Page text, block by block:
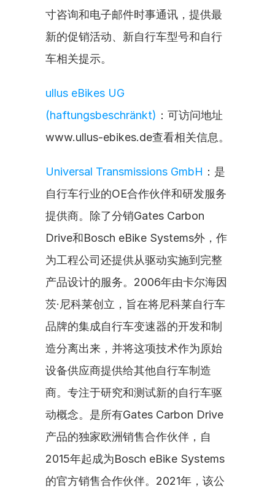
寸咨询和电子邮件时事通讯，提供最
新的促销活动、新自行车型号和自行
车相关提示。
ullus eBikes UG
(haftungsbeschränkt) ：可访问地址
www.ullus-ebikes.de查看相关信息。
Universal Transmissions GmbH ：是
自行车行业的OE合作伙伴和研发服务
提供商。除了分销Gates Carbon
Drive和Bosch eBike Systems外，作
为工程公司还提供从驱动实施到完整
产品设计的服务。2006年由卡尔海因
茨·尼科莱创立，旨在将尼科莱自行车
品牌的集成自行车变速器的开发和制
造分离出来，并将这项技术作为原始
设备供应商提供给其他自行车制造
商。专注于研究和测试新的自行车驱
动概念。是所有Gates Carbon Drive
产品的独家欧洲销售合作伙伴，自
2015年起成为Bosch eBike Systems
的官方销售合作伙伴。2021年，该公